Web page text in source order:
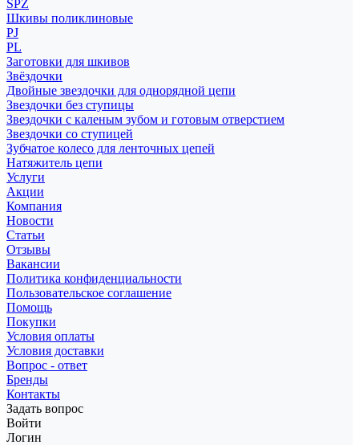
SPZ
Шкивы поликлиновые
PJ
PL
Заготовки для шкивов
Звёздочки
Двойные звездочки для однорядной цепи
Звездочки без ступицы
Звездочки с каленым зубом и готовым отверстием
Звездочки со ступицей
Зубчатое колесо для ленточных цепей
Натяжитель цепи
Услуги
Акции
Компания
Новости
Статьи
Отзывы
Вакансии
Политика конфиденциальности
Пользовательское соглашение
Помощь
Покупки
Условия оплаты
Условия доставки
Вопрос - ответ
Бренды
Контакты
Задать вопрос
Войти
Логин